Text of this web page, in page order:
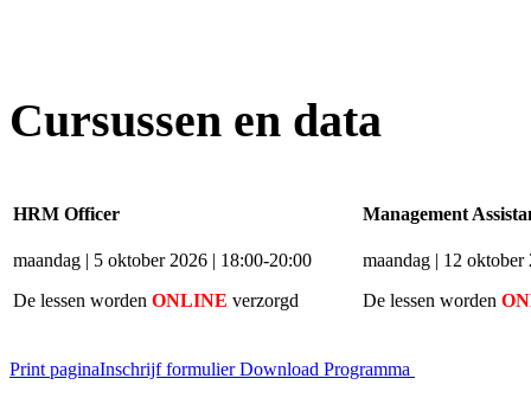
Cursussen en data
HRM Officer
maandag | 5 oktober 2026 | 18:00-20:00
De lessen worden ONLINE verzorgd
Management
maandag | 12
De lessen worden
Print paginaInschrijf formulierDownload Programma